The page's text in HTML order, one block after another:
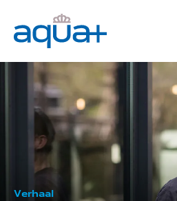
Wat wij doen
Projecten
Verhaal